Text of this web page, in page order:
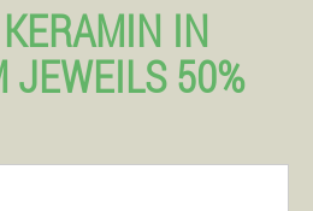
IN
JEWEILS 50%